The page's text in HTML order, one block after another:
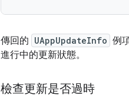
傳回的 UAppUpdateInfo 例
進行中的更新狀態。
檢查更新是否過時